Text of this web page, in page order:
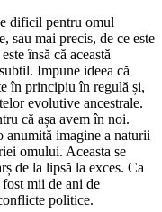
dificil pentru omul
sau mai precis, de ce este
însă că această
Impune ideea că
în principiu în regulă și,
evolutive ancestrale.
că așa avem în noi.
anumită imagine a naturii
omului. Aceasta se
de la lipsă la exces. Ca
mii de ani de
politice.